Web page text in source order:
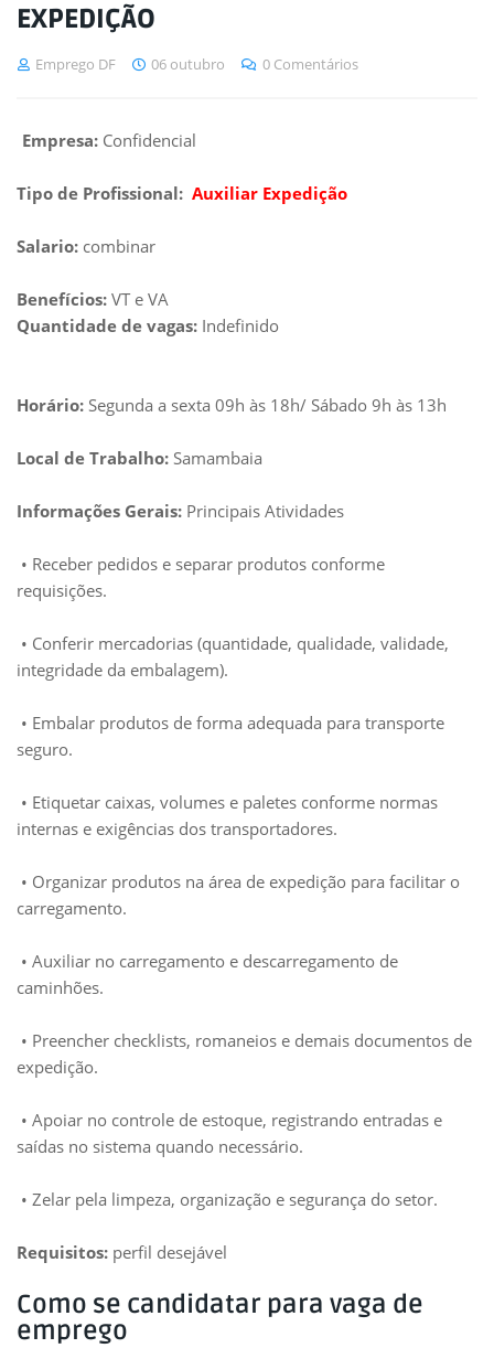
EXPEDIÇÃO
Emprego DF 06 outubro 0 Comentários
Empresa: Confidencial
Tipo de Profissional: Auxiliar Expedição
Salario: combinar
Benefícios: VT e VA
Quantidade de vagas: Indefinido
Horário: Segunda a sexta 09h às 18h/ Sábado 9h às 13h
Local de Trabalho: Samambaia
Informações Gerais: Principais Atividades
• Receber pedidos e separar produtos conforme
requisições.
• Conferir mercadorias (quantidade, qualidade, validade,
integridade da embalagem).
• Embalar produtos de forma adequada para transporte
seguro.
• Etiquetar caixas, volumes e paletes conforme normas
internas e exigências dos transportadores.
• Organizar produtos na área de expedição para facilitar o
carregamento.
• Auxiliar no carregamento e descarregamento de
caminhões.
• Preencher checklists, romaneios e demais documentos de
expedição.
• Apoiar no controle de estoque, registrando entradas e
saídas no sistema quando necessário.
• Zelar pela limpeza, organização e segurança do setor.
Requisitos: perfil desejável
Como se candidatar para vaga de
emprego